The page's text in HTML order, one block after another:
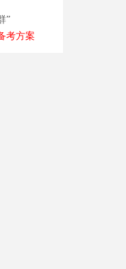
”
考方案